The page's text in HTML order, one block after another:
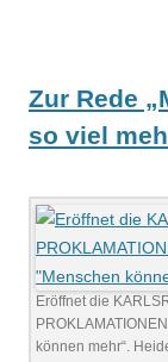
Zur Rede
so viel
Eröffnet die
können mehr“.